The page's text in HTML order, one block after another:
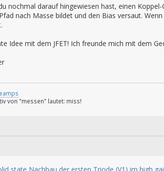
nochmal darauf hingewiesen hast, einen
nach Masse bildet und den Bias versaut.
Idee mit dem JFET! Ich freunde mich mit dem
von "messen" lautet: miss!
state Nachbau der ersten Triode (V1) im high